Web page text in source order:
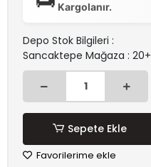
Kargolanır.
Depo Stok Bilgileri :
Sancaktepe Mağaza : 20+
Sepete Ekle
Favorilerime ekle